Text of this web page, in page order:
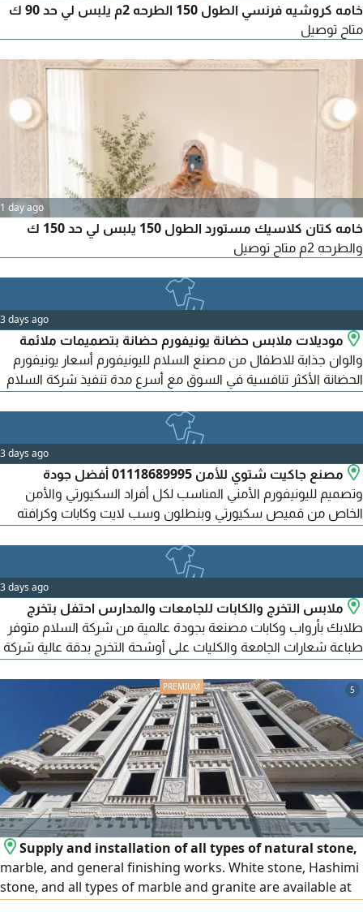
خامه كروشيه فرنسي الطول 150 الطرحه 2م يلبس لي حد 90 ك
متاح توصيل
1 day ago
خامه كتان كلاسيك مستورد الطول 150 يلبس لي حد 150 ك
والطرحه 2م متاح توصيل
3 days ago
موديلات ملابس حضانة يونيفورم حضانة بتصميمات ملائمة
والوان جذابة للاطفال من مصنع السلام لليونيفورم أسعار يونيفورم
الحضانة الأكثر تنافسية في السوق مع أسرع مدة تنفيذ شركة السلام
الحمامصى - متفرع من شارع السودان - المهندسين (بجوار مستشفى
3 days ago
مصنع جاكيت شتوي للأمن 01118689995 أفضل جودة
وتصميم لليونيفورم الأمني المناسب لكل أفراد السكيورتي والأمن
الخاص من قميص سكيورتي وبنطلون وسب لايت وكابات وكرافته
وطلبات الجملة التواصل على / للمبيعات القطاعي التواصل على /
الادارة والمعرض / 11 شارع جلال الدين الحمامصى - متفرع من شارع
3 days ago
ملابس التخرج والكابات للجامعات والمدارس احتفل بتخرج
طلابك بأرواب وكابات مصنعة بجودة عالمية من شركة السلام متوفر
طباعة شعارات الجامعة والكليات على أوشحة التخرج بدقة عالية شركة
الدين الحمامصى - متفرع من شارع السودان
5
Supply and installation of all types of natural stone,
marble, and general finishing works. White stone, Hashimi
stone, and all types of marble and granite are available at